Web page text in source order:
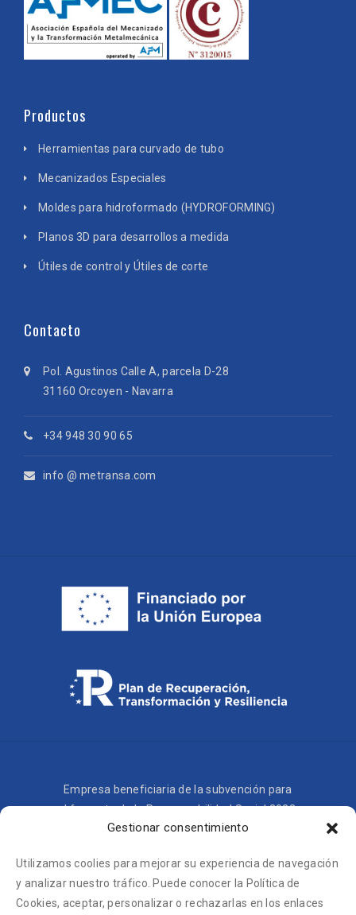
Gestionar consentimiento
Utilizamos coolies para mejorar su experiencia de navegación
y analizar nuestro tráfico. Puede conocer la Política de
Cookies, aceptar, personalizar o rechazarlas en los enlaces
Productos
Herramientas para curvado de tubo
Mecanizados Especiales
Moldes para hidroformado (HYDROFORMING)
Planos 3D para desarrollos a medida
Útiles de control y Útiles de corte
Contacto
Pol. Agustinos Calle A, parcela D-28
31160 Orcoyen - Navarra
+34 948 30 90 65
info @ metransa.com
Empresa beneficiaria de la subvención para
el fomento de la Responsabilidad Social 2023.